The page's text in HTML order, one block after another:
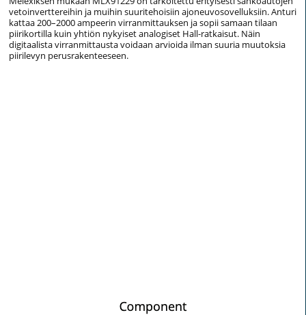
vetoinverttereihin ja muihin suuritehoisiin ajoneuvosovelluksiin. Anturi
kattaa 200–2000 ampeerin virranmittauksen ja sopii samaan tilaan
piirikortilla kuin yhtiön nykyiset analogiset Hall-ratkaisut. Näin
digitaalista virranmittausta voidaan arvioida ilman suuria muutoksia
piirilevyn perusrakenteeseen.